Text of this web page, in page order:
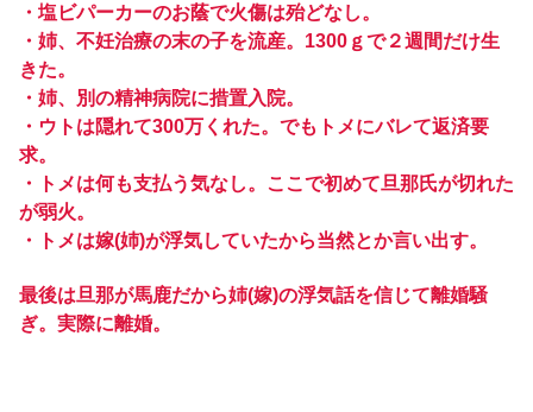
・塩ビパーカーのお蔭で火傷は殆どなし。
・姉、不妊治療の末の子を流産。1300ｇで２週間だけ生
きた。
・姉、別の精神病院に措置入院。
・ウトは隠れて300万くれた。でもトメにバレて返済要
求。
・トメは何も支払う気なし。ここで初めて旦那氏が切れた
が弱火。
・トメは嫁(姉)が浮気していたから当然とか言い出す。
最後は旦那が馬鹿だから姉(嫁)の浮気話を信じて離婚騒
ぎ。実際に離婚。